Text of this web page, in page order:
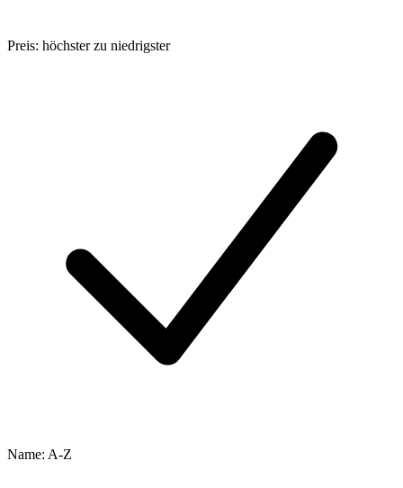
Preis: höchster zu niedrigster
Name: A-Z